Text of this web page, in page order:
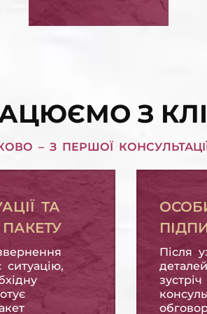
З
– З ПЕРШОЇ
ТА
ситуацію,
Після